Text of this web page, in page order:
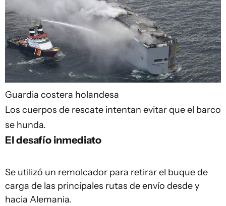
Guardia costera holandesa
Los cuerpos de rescate intentan evitar que el barco
se hunda.
El desafío inmediato
Se utilizó un remolcador para retirar el buque de
carga de las principales rutas de envío desde y
hacia Alemania.